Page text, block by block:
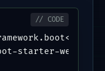
</
starter-web